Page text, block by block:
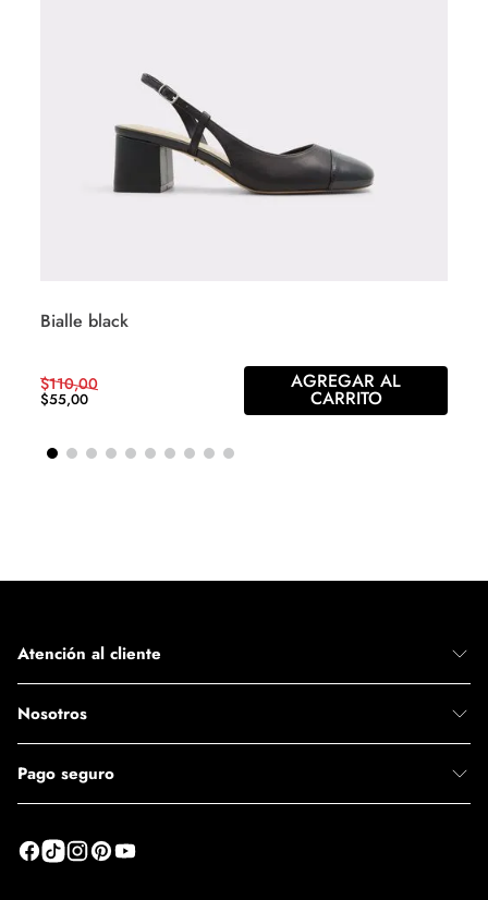
Bialle black
$110,00
$55,00
AGREGAR AL
CARRITO
Atención al cliente
Nosotros
Pago seguro